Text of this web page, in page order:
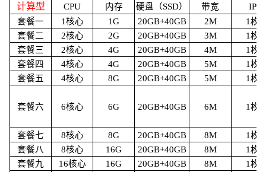
计算型 CPU 内存 硬盘（SSD） 带宽
IP
套餐一
1核心 1G 20GB+40GB 2M
1枚
套餐二
2核心 2G 20GB+40GB 3M
1枚
套餐三
2核心 4G 20GB+40GB 4M
1枚
套餐四
4核心 4G 20GB+40GB 5M
1枚
套餐五
4核心 8G 20GB+40GB 5M 1枚
套餐六 6核心 6G 20GB+40GB 6M 1枚
套餐七 8核心 8G 20GB+40GB 8M
1枚
套餐八
8核心 16G 20GB+40GB 8M
1枚
套餐九
16核心 16G 20GB+40GB 8M
1枚